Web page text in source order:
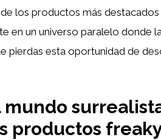
los productos más destacados
en un universo paralelo donde
pierdas esta oportunidad de
mundo
productos